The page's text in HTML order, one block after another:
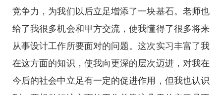
竞争力，为我们以后立足增添了一块基石。老师也
给了我很多机会和甲方交流，使我懂得了很多将来
从事设计工作所要面对的问题。这次实习丰富了我
在这方面的知识，使我向更深的层次迈进，对我在
今后的社会中立足有一定的促进作用，但我也认识